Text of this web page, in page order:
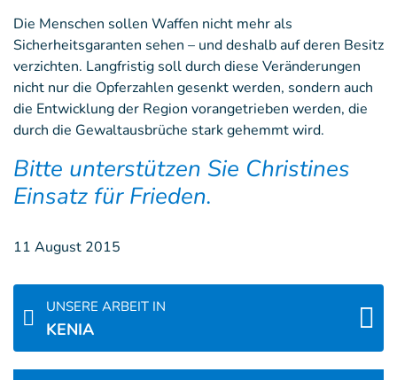
Die Menschen sollen Waffen nicht mehr als
Sicherheitsgaranten sehen – und deshalb auf deren Besitz
verzichten. Langfristig soll durch diese Veränderungen
nicht nur die Opferzahlen gesenkt werden, sondern auch
die Entwicklung der Region vorangetrieben werden, die
durch die Gewaltausbrüche stark gehemmt wird.
Bitte unterstützen Sie Christines
Einsatz für Frieden.
11 August 2015
UNSERE ARBEIT IN
KENIA